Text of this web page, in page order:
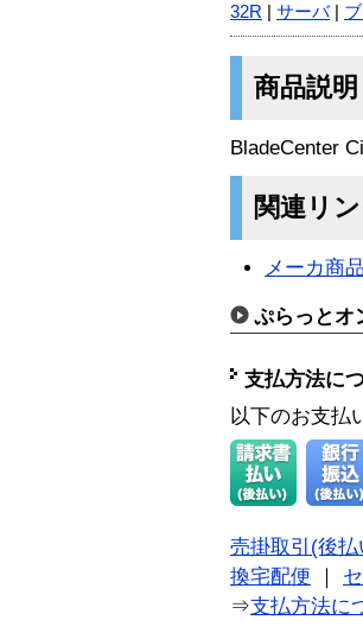
32R サーバ|
商品説明
BladeCenter
関連リ
メーカ商
ぷらっとオ
支払方法に
以下のお支払
売掛取引(後払
換宅配便
⇒支払方法に